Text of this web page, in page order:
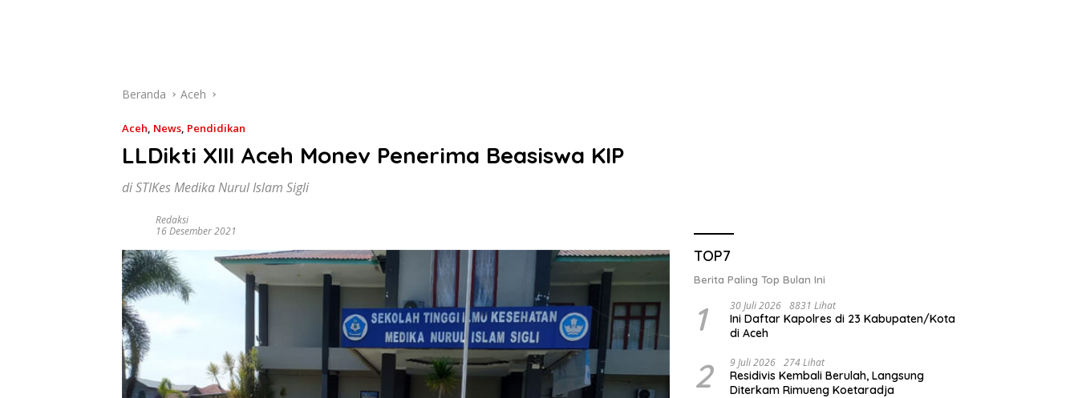
Beranda Aceh
Aceh, News, Pendidikan
LLDikti XIII Aceh Monev Penerima Beasiswa KIP
di STIKes Medika Nurul Islam Sigli
Redaksi
16 Desember 2021
TOP7
Berita Paling Top Bulan Ini
1 30 Juli 2026 8831 Lihat
Ini Daftar Kapolres di 23 Kabupaten/Kota
di Aceh
2 9 Juli 2026 274 Lihat
Residivis Kembali Berulah, Langsung
Diterkam Rimueng Koetaradja